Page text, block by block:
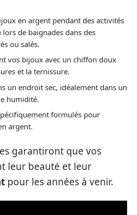
en argent pendant des activités
de baignades dans des
ou salés.
vos bijoux avec un chiffon doux
et la ternissure.
un endroit sec, idéalement dans un
humidité.
formulés pour
argent.
garantiront que vos
leur beauté et leur
pour les années à venir.